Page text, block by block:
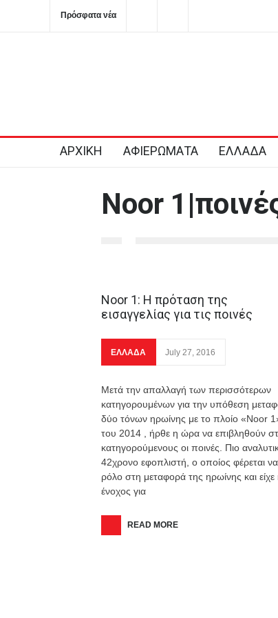
Πρόσφατα νέα
ΠΑΣΟΚ:
Κύπρου
σαφείς
ΑΡΧΙΚΗ ΑΦΙΕΡΩΜΑΤΑ ΕΛΛΑΔΑ
Noor
Noor 1: Η πρόταση της
εισαγγελίας για τις ποινές
ΕΛΛΑΔΑ July 27, 2016
Μετά την απαλλαγή των περισσότερων
κατηγορουμένων για την υπόθεση
δύο τόνων ηρωίνης με το πλοίο «Noοr
του 2014 , ήρθε η ώρα να επιβληθούν
κατηγορούμενους οι ποινές. Πιο
42χρονο εφοπλιστή, ο οποίος φέρεται να
ρόλο στη μεταφορά της ηρωίνης και είχε
ένοχος για
READ MORE